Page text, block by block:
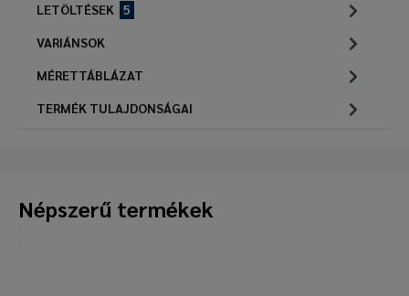
LETÖLTÉSEK
5
VARIÁNSOK
MÉRETTÁBLÁZAT
TERMÉK TULAJDONSÁGAI
Népszerű termékek